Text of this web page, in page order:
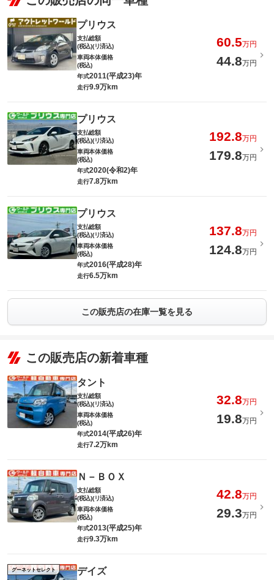
プリウス
支払総額
(税込)(リ済込)
60.5万円
車両本体価格
(税込)
44.8万円
年式2011(平成23)年
走行9.9万km
プリウス
支払総額
(税込)(リ済込)
192.8万円
車両本体価格
(税込)
179.8万円
年式2020(令和2)年
走行7.8万km
プリウス
支払総額
(税込)(リ済込)
137.8万円
車両本体価格
(税込)
124.8万円
年式2016(平成28)年
走行6.5万km
この販売店の在庫一覧を見る
この販売店の新着車種
タント
支払総額
(税込)(リ済込)
32.8万円
車両本体価格
(税込)
19.8万円
年式2014(平成26)年
走行7.2万km
Ｎ－ＢＯＸ
支払総額
(税込)(リ済込)
42.8万円
車両本体価格
(税込)
29.3万円
年式2013(平成25)年
走行9.3万km
グーネットセレクト デイズ